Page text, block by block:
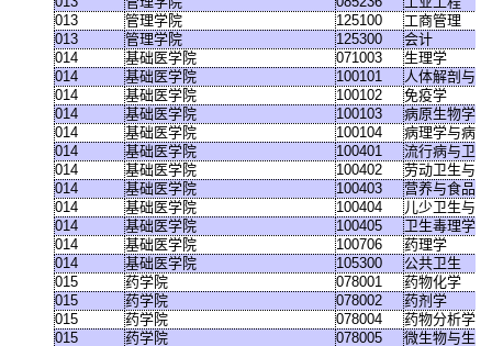
013
管理学院 125100
工商管理
013
管理学院 125300
会计
014
基础医学院 071003
生理学
014
基础医学院 100101
人体解剖与
014
基础医学院 100102
免疫学
014
基础医学院 100103
病原生物学
014
基础医学院 100104
病理学与病
014
基础医学院 100401
流行病与卫
014
基础医学院 100402
劳动卫生与
014
基础医学院 100403
营养与食品
014
基础医学院 100404
儿少卫生与
014
基础医学院 100405
卫生毒理学
014
基础医学院 100706
药理学
014
基础医学院 105300
公共卫生
015
药学院 078001
药物化学
015
药学院 078002
药剂学
015
药学院 078004
药物分析学
015
药学院 078005
微生物与生